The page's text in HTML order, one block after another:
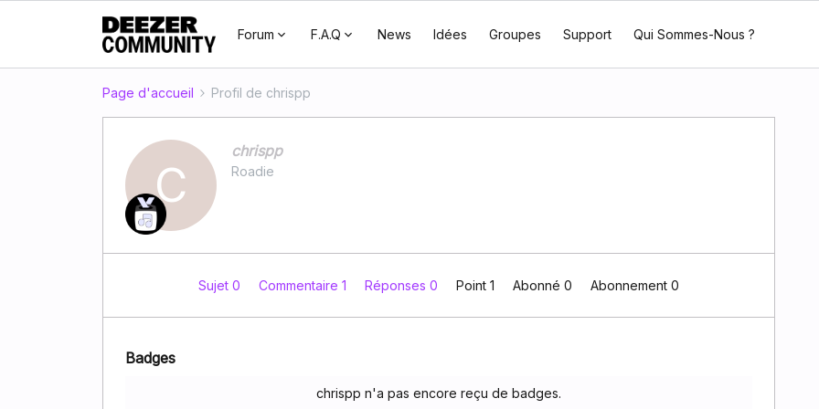
Forum F.A.Q News Idées Groupes Support Qui Sommes-Nous ?
Page d'accueil Profil de chrispp
C
chrispp
Roadie
Sujet 0 Commentaire 1 Réponses 0 Point 1 Abonné 0 Abonnement 0
Badges
chrispp n'a pas encore reçu de badges.